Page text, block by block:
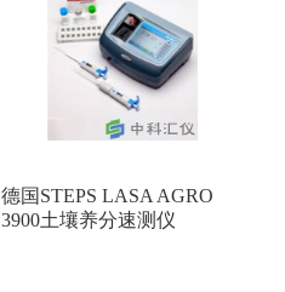
德国STEPS LASA AGRO
3900土壤养分速测仪